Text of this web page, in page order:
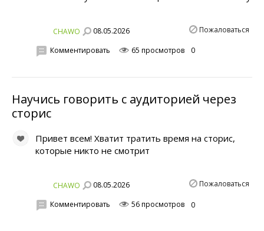
CHAWO 08.05.2026 Пожаловаться
Комментировать 65 просмотров 0
Научись говорить с аудиторией через
сторис
Привет всем! Хватит тратить время на сторис,
которые никто не смотрит
CHAWO 08.05.2026 Пожаловаться
Комментировать 56 просмотров 0